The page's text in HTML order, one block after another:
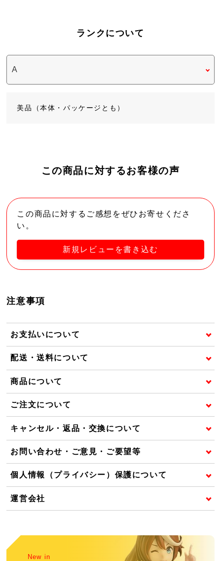
ランクについて
美品（本体・パッケージとも）
この商品に対するお客様の声
この商品に対するご感想をぜひお寄せくださ
い。
新規レビューを書き込む
注意事項
お支払いについて
配送・送料について
商品について
ご注文について
キャンセル・返品・交換について
お問い合わせ・ご意見・ご要望等
個人情報（プライバシー）保護について
運営会社
New in